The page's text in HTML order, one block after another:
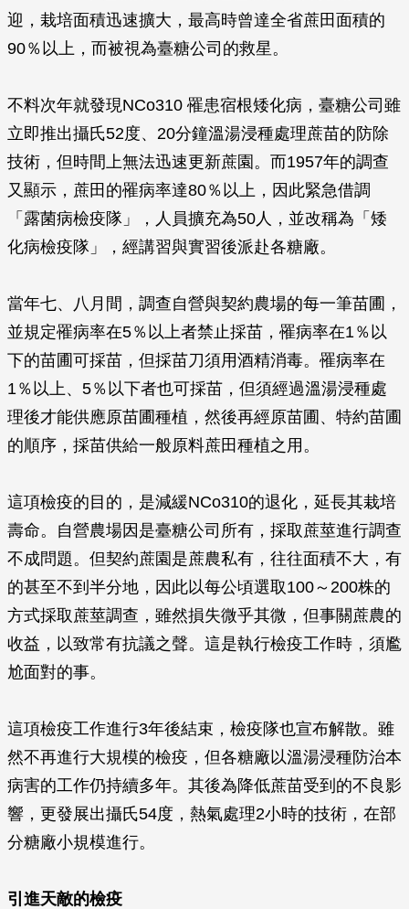
迎，栽培面積迅速擴大，最高時曾達全省蔗田面積的
90％以上，而被視為臺糖公司的救星。
不料次年就發現NCo310 罹患宿根矮化病，臺糖公司雖
立即推出攝氏52度、20分鐘溫湯浸種處理蔗苗的防除
技術，但時間上無法迅速更新蔗園。而1957年的調查
又顯示，蔗田的罹病率達80％以上，因此緊急借調
「露菌病檢疫隊」，人員擴充為50人，並改稱為「矮
化病檢疫隊」，經講習與實習後派赴各糖廠。
當年七、八月間，調查自營與契約農場的每一筆苗圃，
並規定罹病率在5％以上者禁止採苗，罹病率在1％以
下的苗圃可採苗，但採苗刀須用酒精消毒。罹病率在
1％以上、5％以下者也可採苗，但須經過溫湯浸種處
理後才能供應原苗圃種植，然後再經原苗圃、特約苗圃
的順序，採苗供給一般原料蔗田種植之用。
這項檢疫的目的，是減緩NCo310的退化，延長其栽培
壽命。自營農場因是臺糖公司所有，採取蔗莖進行調查
不成問題。但契約蔗園是蔗農私有，往往面積不大，有
的甚至不到半分地，因此以每公頃選取100～200株的
方式採取蔗莖調查，雖然損失微乎其微，但事關蔗農的
收益，以致常有抗議之聲。這是執行檢疫工作時，須尷
尬面對的事。
這項檢疫工作進行3年後結束，檢疫隊也宣布解散。雖
然不再進行大規模的檢疫，但各糖廠以溫湯浸種防治本
病害的工作仍持續多年。其後為降低蔗苗受到的不良影
響，更發展出攝氏54度，熱氣處理2小時的技術，在部
分糖廠小規模進行。
引進天敵的檢疫